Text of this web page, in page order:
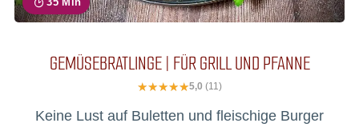
GEMÜSEBRATLINGE | FÜR GRILL UND PFANNE
5,0 (11)
Keine Lust auf Buletten und fleischige Burger